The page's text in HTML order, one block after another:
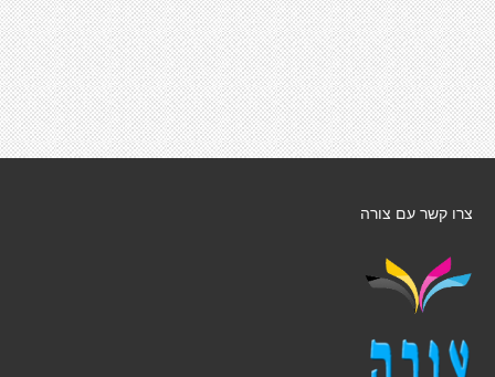
צרו קשר עם צורה